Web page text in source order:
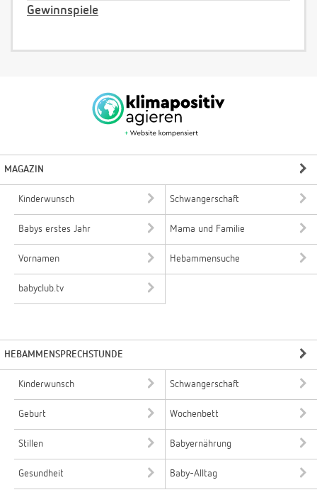
Gewinnspiele
MAGAZIN
Kinderwunsch Schwangerschaft
Babys erstes Jahr Mama und Familie
Vornamen Hebammensuche
babyclub.tv
HEBAMMENSPRECHSTUNDE
Kinderwunsch Schwangerschaft
Geburt Wochenbett
Stillen Babyernährung
Gesundheit Baby-Alltag